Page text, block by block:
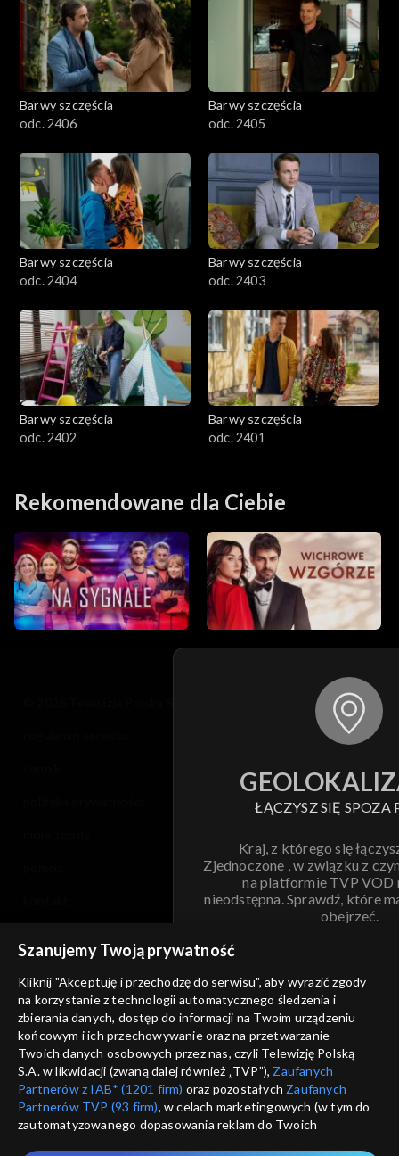
Barwy szczęścia
odc. 2406
Barwy szczęścia
odc. 2405
Barwy szczęścia
odc. 2404
Barwy szczęścia
odc. 2403
Barwy szczęścia
odc. 2402
Barwy szczęścia
odc. 2401
Rekomendowane dla Ciebie
ŁĄCZYSZ SIĘ SPOZA
Kraj, z którego się
Zjednoczone , w związku z
na platformie TVP VOD
nieodstępna. Sprawdź, które
obejrzeć.
ANULUJ
informacje o dostawcy usług
Szanujemy Twoją prywatność
Kliknij "Akceptuję i przechodzę do serwisu", aby wyrazić zgody
na korzystanie z technologii automatycznego śledzenia i
zbierania danych, dostęp do informacji na Twoim urządzeniu
końcowym i ich przechowywanie oraz na przetwarzanie
Twoich danych osobowych przez nas, czyli Telewizję Polską
S.A. w likwidacji (zwaną dalej również „TVP”), Zaufanych
Partnerów z IAB* (1201 firm) oraz pozostałych Zaufanych
Partnerów TVP (93 firm), w celach marketingowych (w tym do
zautomatyzowanego dopasowania reklam do Twoich